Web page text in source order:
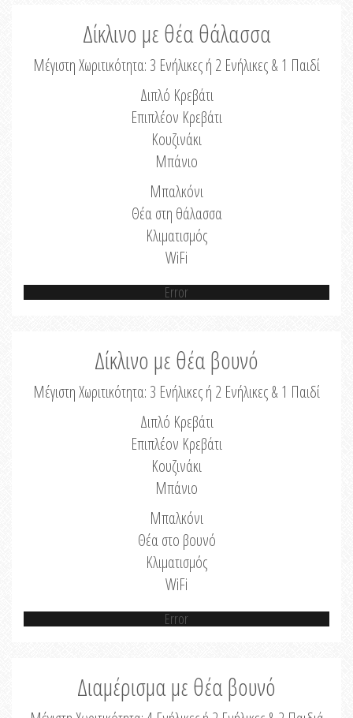
Δίκλινο με θέα θάλασσα
Μέγιστη Χωριτικότητα: 3 Ενήλικες ή 2 Ενήλικες & 1 Παιδί
Διπλό Κρεβάτι
Επιπλέον Κρεβάτι
Κουζινάκι
Μπάνιο
Μπαλκόνι
Θέα στη θάλασσα
Κλιματισμός
WiFi
Error
Δίκλινο με θέα βουνό
Μέγιστη Χωριτικότητα: 3 Ενήλικες ή 2 Ενήλικες & 1 Παιδί
Διπλό Κρεβάτι
Επιπλέον Κρεβάτι
Κουζινάκι
Μπάνιο
Μπαλκόνι
Θέα στο βουνό
Κλιματισμός
WiFi
Error
Διαμέρισμα με θέα βουνό